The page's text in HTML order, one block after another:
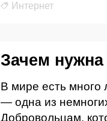
Интернет
Зачем нужна
В мире есть много
— одна из
Добровольцам,